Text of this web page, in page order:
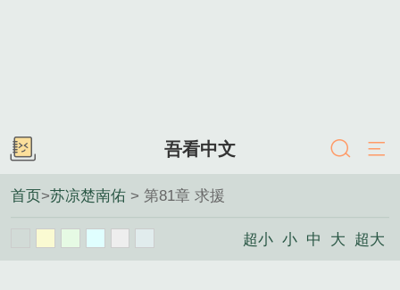
吾看中文
首页>苏凉楚南佑 > 第81章 求援
超小 小 中 大 超大